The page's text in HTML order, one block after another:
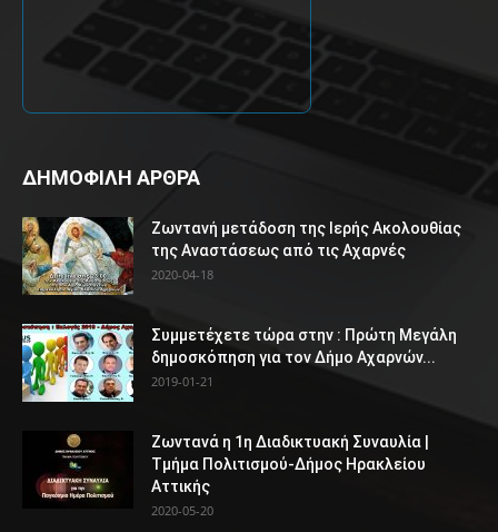
ΔΗΜΟΦΙΛΗ ΑΡΘΡΑ
Ζωντανή μετάδοση της Ιερής Ακολουθίας
της Αναστάσεως από τις Αχαρνές
2020-04-18
Συμμετέχετε τώρα στην : Πρώτη Μεγάλη
δημοσκόπηση για τον Δήμο Αχαρνών...
2019-01-21
Ζωντανά η 1η Διαδικτυακή Συναυλία |
Τμήμα Πολιτισμού-Δήμος Ηρακλείου
Αττικής
2020-05-20